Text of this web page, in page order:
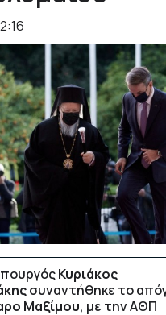
Κυριάκος
συναντήθηκε το
Μαξίμου, με την AΘΠ